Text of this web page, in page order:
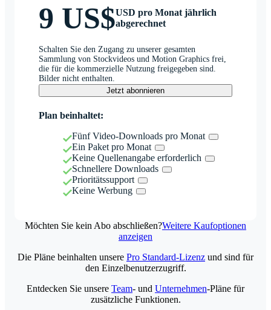
9 US$USD pro Monat jährlich
abgerechnet
Schalten Sie den Zugang zu unserer gesamten
Sammlung von Stockvideos und Motion Graphics frei,
die für die kommerzielle Nutzung freigegeben sind.
Bilder nicht enthalten.
Jetzt abonnieren
Plan beinhaltet:
Fünf Video-Downloads pro Monat
Ein Paket pro Monat
Keine Quellenangabe erforderlich
Schnellere Downloads
Prioritätssupport
Keine Werbung
Möchten Sie kein Abo abschließen?Weitere Kaufoptionen
anzeigen
Die Pläne beinhalten unsere Pro Standard-Lizenz und sind für
den Einzelbenutzerzugriff.
Entdecken Sie unsere Team- und Unternehmen-Pläne für
zusätzliche Funktionen.